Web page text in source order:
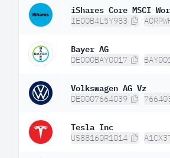
iShares Core MSCI
IE00B4L5Y983
Bayer AG
DE000BAY0017
Volkswagen AG Vz
DE0007664039
Tesla Inc
US88160R1014